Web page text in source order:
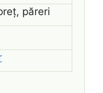
păreri